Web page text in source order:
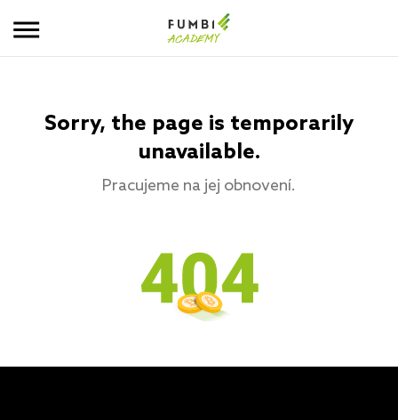
Sorry, the page is temporarily
unavailable.
Pracujeme na jej obnovení.